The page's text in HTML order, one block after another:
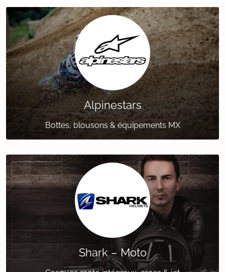
Alpinestars
Bottes, blousons & équipements MX
Shark – Moto